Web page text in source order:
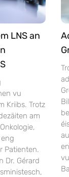
LNS an
vu
Kriibs. Trotz
am
Patienten.
Dr. Gérard